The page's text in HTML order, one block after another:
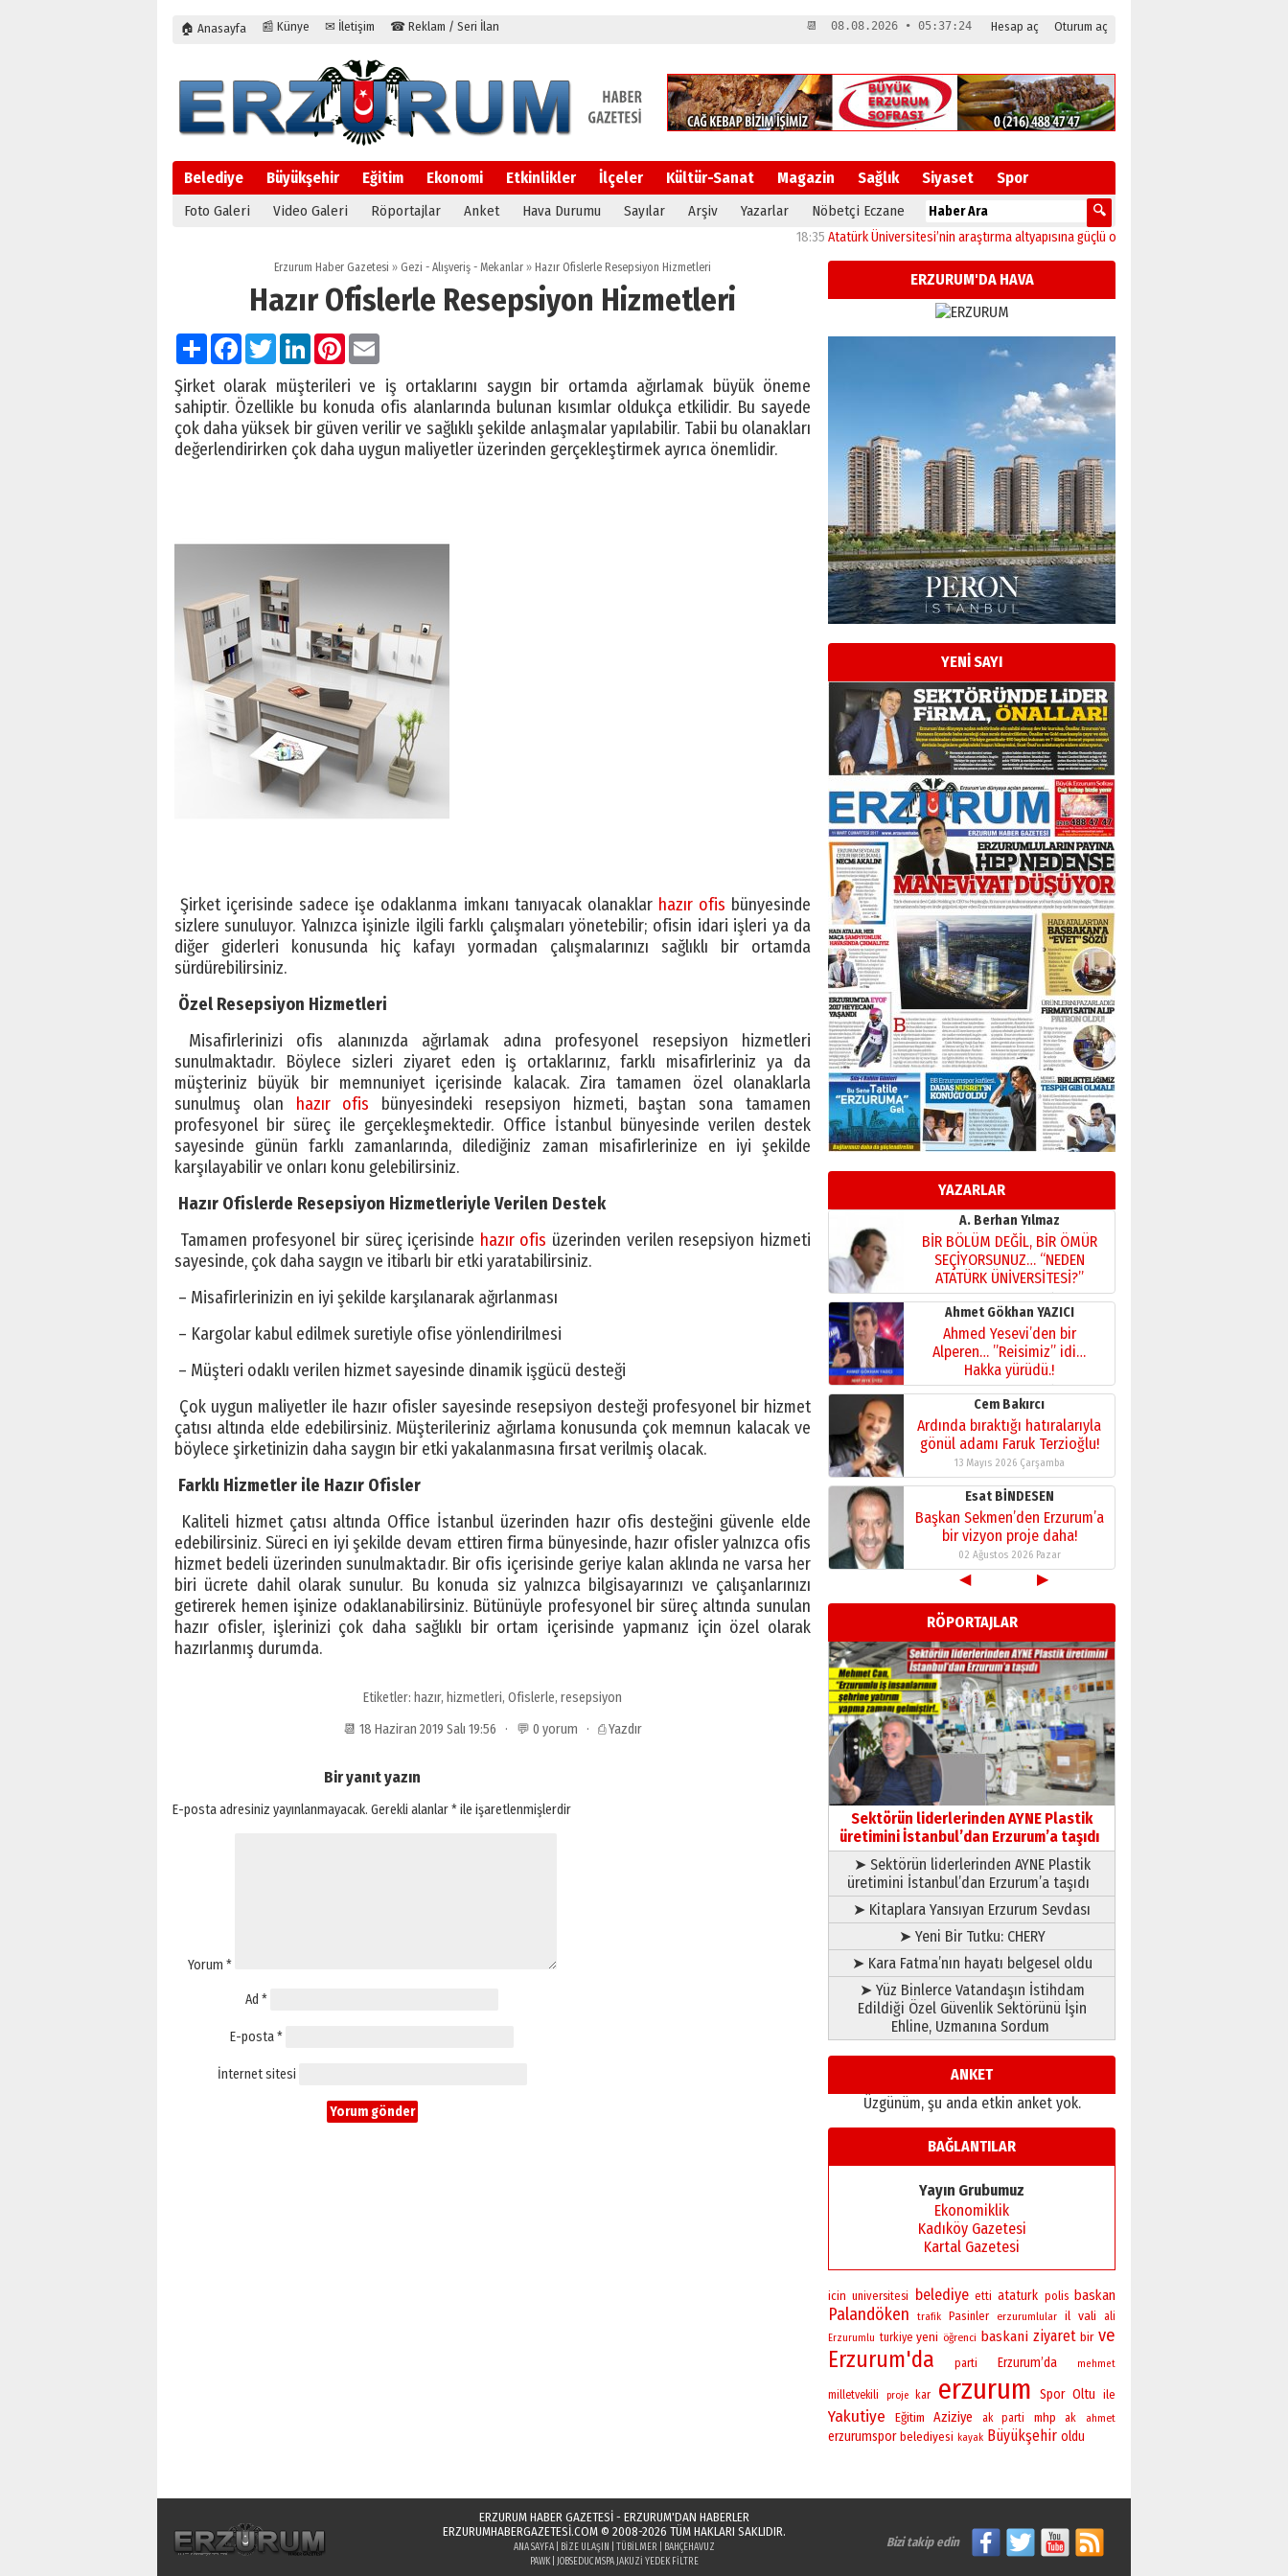
🏠 Anasayfa 📰 Künye ✉ İletişim ☎ Reklam / Seri İlan Hesap aç Oturum aç
📆 08.08.2026 • 05:37:25
Belediye Büyükşehir Eğitim Ekonomi Etkinlikler İlçeler Kültür-Sanat Magazin Sağlık Siyaset Spor
Foto Galeri Video Galeri Röportajlar Anket Hava Durumu Sayılar Arşiv Yazarlar Nöbetçi Eczane
Atatürk Üniversitesi’nin araştırma altyapısına güçlü onay 12:04
Erzurum Haber Gazetesi » Gezi - Alışveriş - Mekanlar » Hazır Ofislerle Resepsiyon Hizmetleri
Hazır Ofislerle Resepsiyon Hizmetleri
PaylaşFacebook
TwitterLinkedInPinterest
Şirket olarak müşterileri ve iş ortaklarını saygın bir ortamda ağırlamak büyük öneme
sahiptir. Özellikle bu konuda ofis alanlarında bulunan kısımlar oldukça etkilidir. Bu sayede
çok daha yüksek bir güven verilir ve sağlıklı şekilde anlaşmalar yapılabilir. Tabii bu olanakları
değerlendirirken çok daha uygun maliyetler üzerinden gerçekleştirmek ayrıca önemlidir.
Şirket içerisinde sadece işe odaklanma imkanı tanıyacak olanaklar hazır ofis bünyesinde
sizlere sunuluyor. Yalnızca işinizle ilgili farklı çalışmaları yönetebilir; ofisin idari işleri ya da
diğer giderleri konusunda hiç kafayı yormadan çalışmalarınızı sağlıklı bir ortamda
sürdürebilirsiniz.
Özel Resepsiyon Hizmetleri
Misafirlerinizi ofis alanınızda ağırlamak adına profesyonel resepsiyon hizmetleri
sunulmaktadır. Böylece sizleri ziyaret eden iş ortaklarınız, farklı misafirleriniz ya da
müşteriniz büyük bir memnuniyet içerisinde kalacak. Zira tamamen özel olanaklarla
sunulmuş olan hazır ofis bünyesindeki resepsiyon hizmeti, baştan sona tamamen
profesyonel bir süreç ile gerçekleşmektedir. Office İstanbul bünyesinde verilen destek
sayesinde günün farklı zamanlarında, dilediğiniz zaman misafirlerinize en iyi şekilde
karşılayabilir ve onları konu gelebilirsiniz.
Hazır Ofislerde Resepsiyon Hizmetleriyle Verilen Destek
Tamamen profesyonel bir süreç içerisinde hazır ofis üzerinden verilen resepsiyon hizmeti
sayesinde, çok daha saygın ve itibarlı bir etki yaratabilirsiniz.
– Misafirlerinizin en iyi şekilde karşılanarak ağırlanması
– Kargolar kabul edilmek suretiyle ofise yönlendirilmesi
– Müşteri odaklı verilen hizmet sayesinde dinamik işgücü desteği
Çok uygun maliyetler ile hazır ofisler sayesinde resepsiyon desteği profesyonel bir hizmet
çatısı altında elde edebilirsiniz. Müşterileriniz ağırlama konusunda çok memnun kalacak ve
böylece şirketinizin daha saygın bir etki yakalanmasına fırsat verilmiş olacak.
Farklı Hizmetler ile Hazır Ofisler
Kaliteli hizmet çatısı altında Office İstanbul üzerinden hazır ofis desteğini güvenle elde
edebilirsiniz. Süreci en iyi şekilde devam ettiren firma bünyesinde, hazır ofisler yalnızca ofis
hizmet bedeli üzerinden sunulmaktadır. Bir ofis içerisinde geriye kalan aklında ne varsa her
biri ücrete dahil olarak sunulur. Bu konuda siz yalnızca bilgisayarınızı ve çalışanlarınızı
getirerek hemen işinize odaklanabilirsiniz. Bütünüyle profesyonel bir süreç altında sunulan
hazır ofisler, işlerinizi çok daha sağlıklı bir ortam içerisinde yapmanız için özel olarak
hazırlanmış durumda.
Etiketler: hazır, hizmetleri, Ofislerle, resepsiyon
📆 18 Haziran 2019 Salı 19:56 · 💬 0 yorum · ⎙ Yazdır
Bir yanıt yazın
E-posta adresiniz yayınlanmayacak. Gerekli alanlar*ile işaretlenmişlerdir
Yorum *
Ad *
E-posta*
İnternet sitesi
ERZURUM'DA HAVA
YENİ SAYI
YAZARLAR
Esat BİNDESEN
Başkan Sekmen’den Erzurum’a
bir vizyon proje daha!
02 Ağustos 2026 Pazar
Kadir SABUNCUOĞLU
Erzurumspor’un köşe taşları
29 Haziran 2026 Pazartesi
Kenan GÜLERCİ
Murat Şahsuvaroğlu ERKON’da
çıtayı yukarı taşırken,
yönetimdekiler aşağı
çekmemeli!
17 Şubat 2026 SalıOrhan BOZKURT
Bir fotoğraf, bir şehir, bir
gazeteci… Dizginler kimin
elinde?
A. Berhan Yılmaz
BİR BÖLÜM DEĞİL, BİR ÖMÜR
SEÇİYORSUNUZ… “NEDEN
ATATÜRK ÜNİVERSİTESİ?”
28 Temmuz 2026 Salı
Ahmet Gökhan YAZICI
Ahmed Yesevi’den bir
Alperen… ”Reisimiz” idi…
Hakka yürüdü.!
26 Mart 2026 Perşembe
Cem Bakırcı
Ardında bıraktığı hatıralarıyla
gönül adamı Faruk Terzioğlu!
13 Mayıs 2026 Çarşamba
Esat BİNDESEN
Başkan Sekmen’den Erzurum’a
bir vizyon proje daha!
02 Ağustos 2026 Pazar
Kadir SABUNCUOĞLU
Erzurumspor’un köşe taşları
29 Haziran 2026 Pazartesi
Kenan GÜLERCİ
Murat Şahsuvaroğlu ERKON’da
çıtayı yukarı taşırken,
yönetimdekiler aşağı
çekmemeli!
17 Şubat 2026 SalıOrhan BOZKURT
Bir fotoğraf, bir şehir, bir
gazeteci… Dizginler kimin
elinde?
31 Mart 2026 Salı
A. Berhan Yılmaz
BİR BÖLÜM DEĞİL, BİR ÖMÜR
SEÇİYORSUNUZ… “NEDEN
ATATÜRK ÜNİVERSİTESİ?”
28 Temmuz 2026 Salı
Ahmet Gökhan YAZICI
Ahmed Yesevi’den bir
Alperen… ”Reisimiz” idi…
Hakka yürüdü.!
26 Mart 2026 Perşembe
Ardında bıraktığı hatıralarıyla
13 Mayıs 2026 Çarşamba
Esat BİNDESEN
Başkan Sekmen’den Erzurum’a
bir vizyon proje daha!
02 Ağustos 2026 Pazar
◀ ▶
RÖPORTAJLAR
Sektörün liderlerinden AYNE Plastik
üretimini İstanbul’dan Erzurum’a taşıdı
➤ Sektörün liderlerinden AYNE Plastik
üretimini İstanbul’dan Erzurum’a taşıdı
➤ Kitaplara Yansıyan Erzurum Sevdası
➤ Yeni Bir Tutku: CHERY
➤ Kara Fatma’nın hayatı belgesel oldu
➤ Yüz Binlerce Vatandaşın İstihdam
Edildiği Özel Güvenlik Sektörünü İşin
Ehline, Uzmanına Sordum
ANKET
Üzgünüm, şu anda etkin anket yok.
BAĞLANTILAR
Yayın Grubumuz
Ekonomiklik
Kadıköy Gazetesi
Kartal Gazetesi
icin universitesi belediye etti ataturk polis baskan
Palandöken trafik Pasinler erzurumlular il vali ali
Erzurumlu turkiye yeni öğrenci baskani ziyaret bir ve
Erzurum'da parti Erzurum’da mehmet
milletvekili proje kar erzurum Spor Oltu ile
Yakutiye Eğitim Aziziye ak parti mhp ak ahmet
erzurumspor belediyesi kayak Büyükşehir oldu
ERZURUM HABER GAZETESİ - ERZURUM'DAN HABERLER
ERZURUMHABERGAZETESI.COM© 2008-2026 TÜM HAKLARI SAKLIDIR.
ANA SAYFA| BIZE ULAŞIN TÜBILMER
BAHÇEHAVUZ
PAWK| JOBSEDUCMSPA JAKUZI YEDEK FILTRE
Bizi takip edin